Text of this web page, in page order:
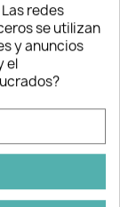
con
100,
y
tibia
que el
redes
se utilizan
y anuncios
el